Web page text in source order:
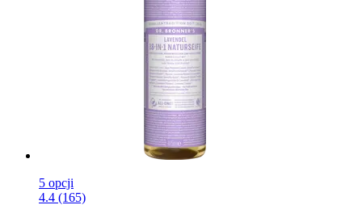
5 opcji
4.4 (165)